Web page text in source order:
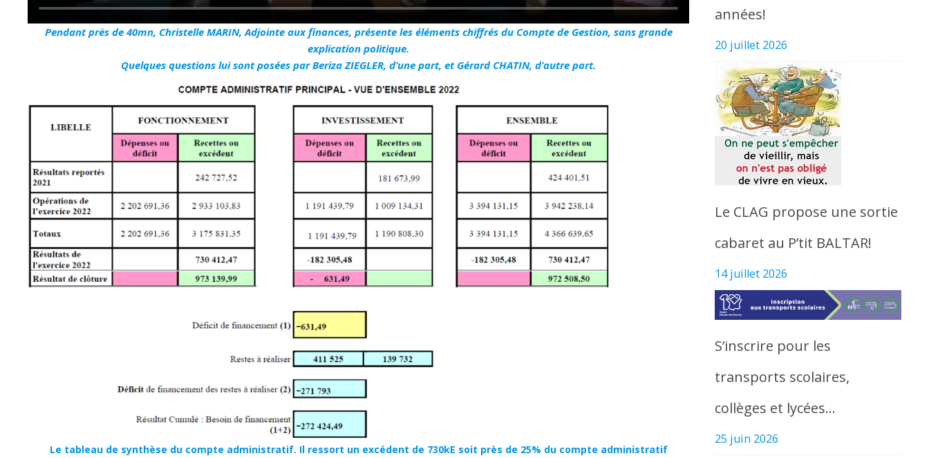
Pendant près de 40mn, Christelle MARIN, Adjointe aux finances, présente les éléments chiffrés du Compte de Gestion, sans grande
explication politique.
Quelques questions lui sont posées par Beriza ZIEGLER, d’une part, et Gérard CHATIN, d’autre part.
Le tableau de synthèse du compte administratif. Il ressort un excédent de 730kE soit près de 25% du compte administratif
années!
20 juillet 2026
Le CLAG propose une sortie
cabaret au P’tit BALTAR!
14 juillet 2026
S’inscrire pour les
transports scolaires,
collèges et lycées…
25 juin 2026